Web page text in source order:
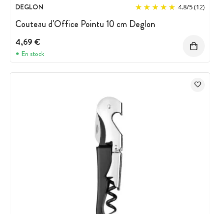
DEGLON 4.8/5(12)
Couteau d'Office Pointu 10 cm Deglon
4,69 €
En stock